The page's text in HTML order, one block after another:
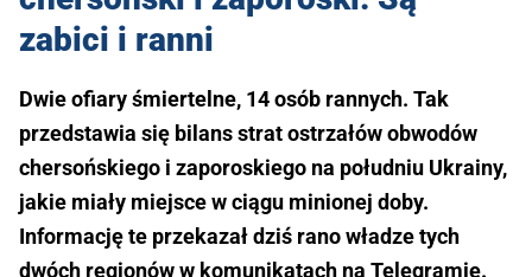
zabici i ranni
Dwie ofiary śmiertelne, 14 osób rannych. Tak
przedstawia się bilans strat ostrzałów obwodów
chersońskiego i zaporoskiego na południu Ukrainy,
jakie miały miejsce w ciągu minionej doby.
Informację te przekazał dziś rano władze tych
dwóch regionów w komunikatach na Telegramie.